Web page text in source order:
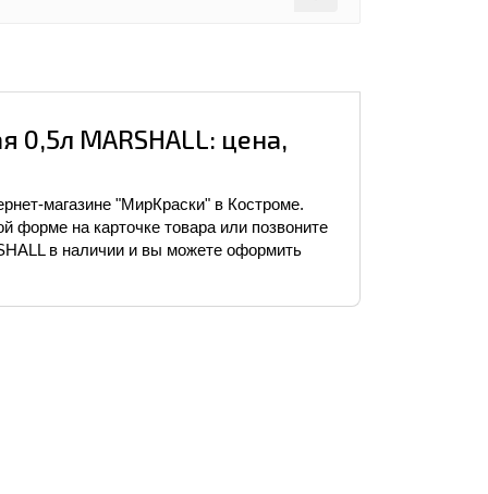
MARSHALL: цена,
магазине "МирКраски" в Костроме.
форме на карточке товара или позвоните
в наличии и вы можете оформить